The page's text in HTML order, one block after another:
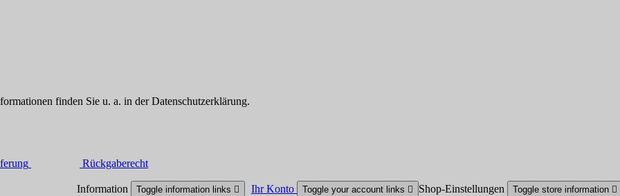
finden Sie u. a. in der Datenschutzerklärung.
Rückgaberecht
Information Toggle information links  Ihr Konto Toggle your account links  Shop-Einstellungen Toggle store information 